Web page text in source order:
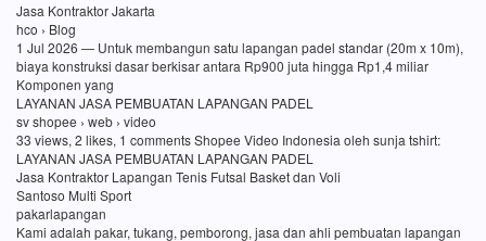
Jasa Kontraktor Jakarta
hco › Blog
1 Jul 2026 — Untuk membangun satu lapangan padel standar (20m x 10m),
biaya konstruksi dasar berkisar antara Rp900 juta hingga Rp1,4 miliar
Komponen yang
LAYANAN JASA PEMBUATAN LAPANGAN PADEL
sv shopee › web › video
33 views, 2 likes, 1 comments Shopee Video Indonesia oleh sunja tshirt:
LAYANAN JASA PEMBUATAN LAPANGAN PADEL
Jasa Kontraktor Lapangan Tenis Futsal Basket dan Voli
Santoso Multi Sport
pakarlapangan
Kami adalah pakar, tukang, pemborong, jasa dan ahli pembuatan lapangan